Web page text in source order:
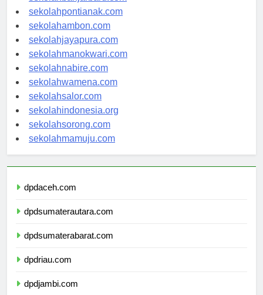
sekolahbanjarbaru.com
sekolahpontianak.com
sekolahambon.com
sekolahjayapura.com
sekolahmanokwari.com
sekolahnabire.com
sekolahwamena.com
sekolahsalor.com
sekolahindonesia.org
sekolahsorong.com